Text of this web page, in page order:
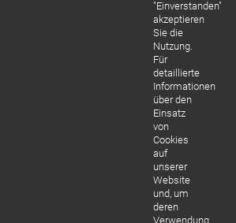
"Einverstanden"
akzeptieren
Sie die
Nutzung.
Für
detaillierte
Informationen
über den
Einsatz
von
Cookies
auf
unserer
Website
und, um
deren
Verwendung